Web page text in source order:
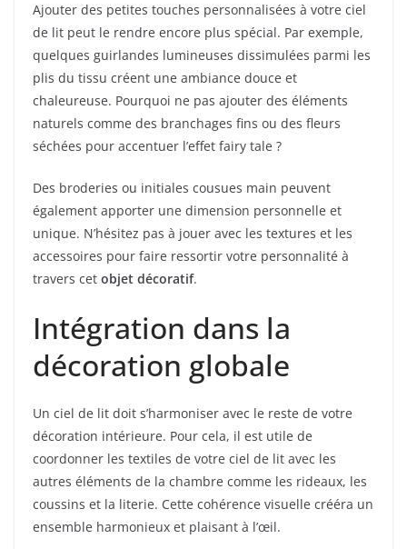
Ajouter des petites touches personnalisées à votre ciel
de lit peut le rendre encore plus spécial. Par exemple,
quelques guirlandes lumineuses dissimulées parmi les
plis du tissu créent une ambiance douce et
chaleureuse. Pourquoi ne pas ajouter des éléments
naturels comme des branchages fins ou des fleurs
séchées pour accentuer l’effet fairy tale ?
Des broderies ou initiales cousues main peuvent
également apporter une dimension personnelle et
unique. N’hésitez pas à jouer avec les textures et les
accessoires pour faire ressortir votre personnalité à
travers cet objet décoratif.
Intégration dans la
décoration globale
Un ciel de lit doit s’harmoniser avec le reste de votre
décoration intérieure. Pour cela, il est utile de
coordonner les textiles de votre ciel de lit avec les
autres éléments de la chambre comme les rideaux, les
coussins et la literie. Cette cohérence visuelle crééra un
ensemble harmonieux et plaisant à l’œil.